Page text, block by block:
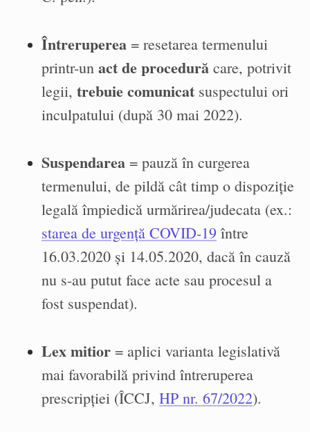
Întreruperea = resetarea termenului
printr-un act de procedură care, potrivit
legii, trebuie comunicat suspectului ori
inculpatului (după 30 mai 2022).
Suspendarea = pauză în curgerea
termenului, de pildă cât timp o dispoziție
legală împiedică urmărirea/judecata (ex.:
starea de urgență COVID-19 între
16.03.2020 și 14.05.2020, dacă în cauză
nu s-au putut face acte sau procesul a
fost suspendat).
Lex mitior = aplici varianta legislativă
mai favorabilă privind întreruperea
prescripției (ÎCCJ, HP nr. 67/2022).